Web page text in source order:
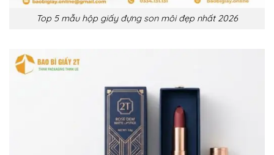
Top 5 mẫu hộp giấy đựng son môi đẹp nhất 2026